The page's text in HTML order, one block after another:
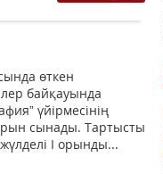
өткен
байқауында
үйірмесінің
сынады. Тартысты
І орынды...